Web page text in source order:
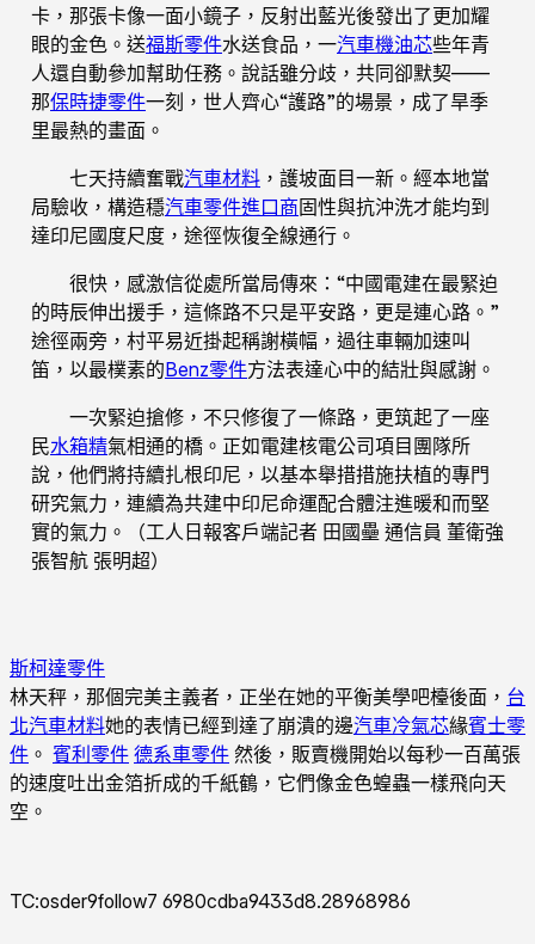
卡，那張卡像一面小鏡子，反射出藍光後發出了更加耀
眼的金色。送福斯零件水送食品，一汽車機油芯些年青
人還自動參加幫助任務。說話雖分歧，共同卻默契——
那保時捷零件一刻，世人齊心“護路”的場景，成了旱季
里最熱的畫面。
七天持續奮戰汽車材料 ，護坡面目一新。經本地當
局驗收，構造穩汽車零件進口商固性與抗沖洗才能均到
達印尼國度尺度，途徑恢復全線通行。
很快，感激信從處所當局傳來：“中國電建在最緊迫
的時辰伸出援手，這條路不只是平安路，更是連心路。”
途徑兩旁，村平易近掛起稱謝橫幅，過往車輛加速叫
笛，以最樸素的Benz零件方法表達心中的結壯與感謝。
一次緊迫搶修，不只修復了一條路，更筑起了一座
民水箱精氣相通的橋。正如電建核電公司項目團隊所
說，他們將持續扎根印尼，以基本舉措措施扶植的專門
研究氣力，連續為共建中印尼命運配合體注進暖和而堅
實的氣力。（工人日報客戶端記者 田國壘 通信員 董衛強
張智航 張明超）
斯柯達零件
林天秤，那個完美主義者，正坐在她的平衡美學吧檯後面， 台
北汽車材料她的表情已經到達了崩潰的邊汽車冷氣芯緣賓士零
件 。 賓利零件 德系車零件 然後，販賣機開始以每秒一百萬張
的速度吐出金箔折成的千紙鶴，它們像金色蝗蟲一樣飛向天
空。
TC:osder9follow7 6980cdba9433d8.28968986